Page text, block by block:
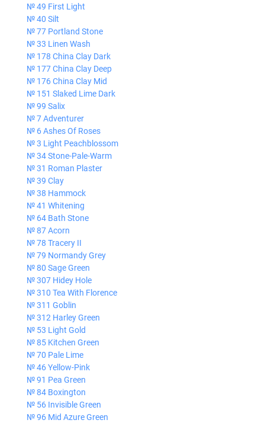
№ 49 First Light
№ 40 Silt
№ 77 Portland Stone
№ 33 Linen Wash
№ 178 China Clay Dark
№ 177 China Clay Deep
№ 176 China Clay Mid
№ 151 Slaked Lime Dark
№ 99 Salix
№ 7 Adventurer
№ 6 Ashes Of Roses
№ 3 Light Peachblossom
№ 34 Stone-Pale-Warm
№ 31 Roman Plaster
№ 39 Clay
№ 38 Hammock
№ 41 Whitening
№ 64 Bath Stone
№ 87 Acorn
№ 78 Tracery II
№ 79 Normandy Grey
№ 80 Sage Green
№ 307 Hidey Hole
№ 310 Tea With Florence
№ 311 Goblin
№ 312 Harley Green
№ 53 Light Gold
№ 85 Kitchen Green
№ 70 Pale Lime
№ 46 Yellow-Pink
№ 91 Pea Green
№ 84 Boxington
№ 56 Invisible Green
№ 96 Mid Azure Green